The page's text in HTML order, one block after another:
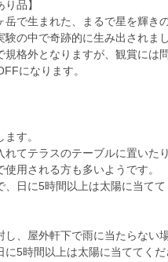
品】
で生まれた、まるで星を輝き
験の中で奇跡的に生み出されまし
規格外となりますが、観賞には
になります。
す。
れてテラスのテーブルに置いた
用される方も多いようです。
日に5時間以上は太陽に当てて
し、屋外軒下で雨に当たらない
5時間以上は太陽に当ててくだ